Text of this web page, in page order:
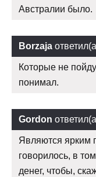
Австралии было.
Borzaja
Которые не
понимал.
Gordon
Являются ярким
говорилось, в
денег, чтобы,